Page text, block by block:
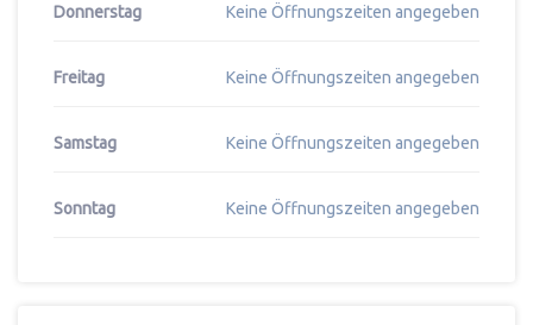
Donnerstag Keine Öffnungszeiten angegeben
Freitag Keine Öffnungszeiten angegeben
Samstag Keine Öffnungszeiten angegeben
Sonntag Keine Öffnungszeiten angegeben